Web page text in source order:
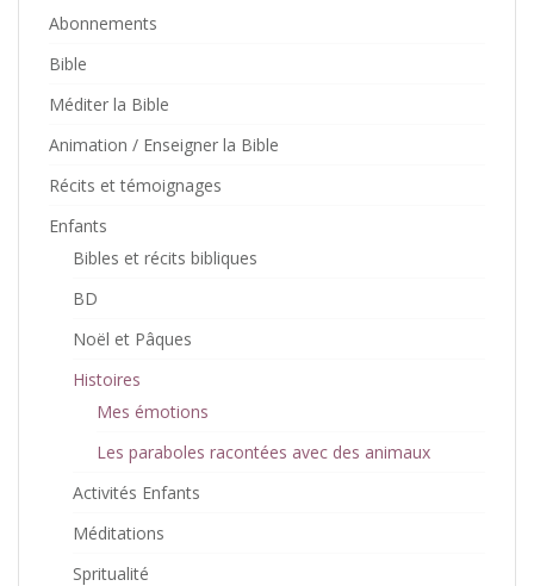
Abonnements
Bible
Méditer la Bible
Animation / Enseigner la Bible
Récits et témoignages
Enfants
Bibles et récits bibliques
BD
Noël et Pâques
Histoires
Mes émotions
Les paraboles racontées avec des animaux
Activités Enfants
Méditations
Spritualité